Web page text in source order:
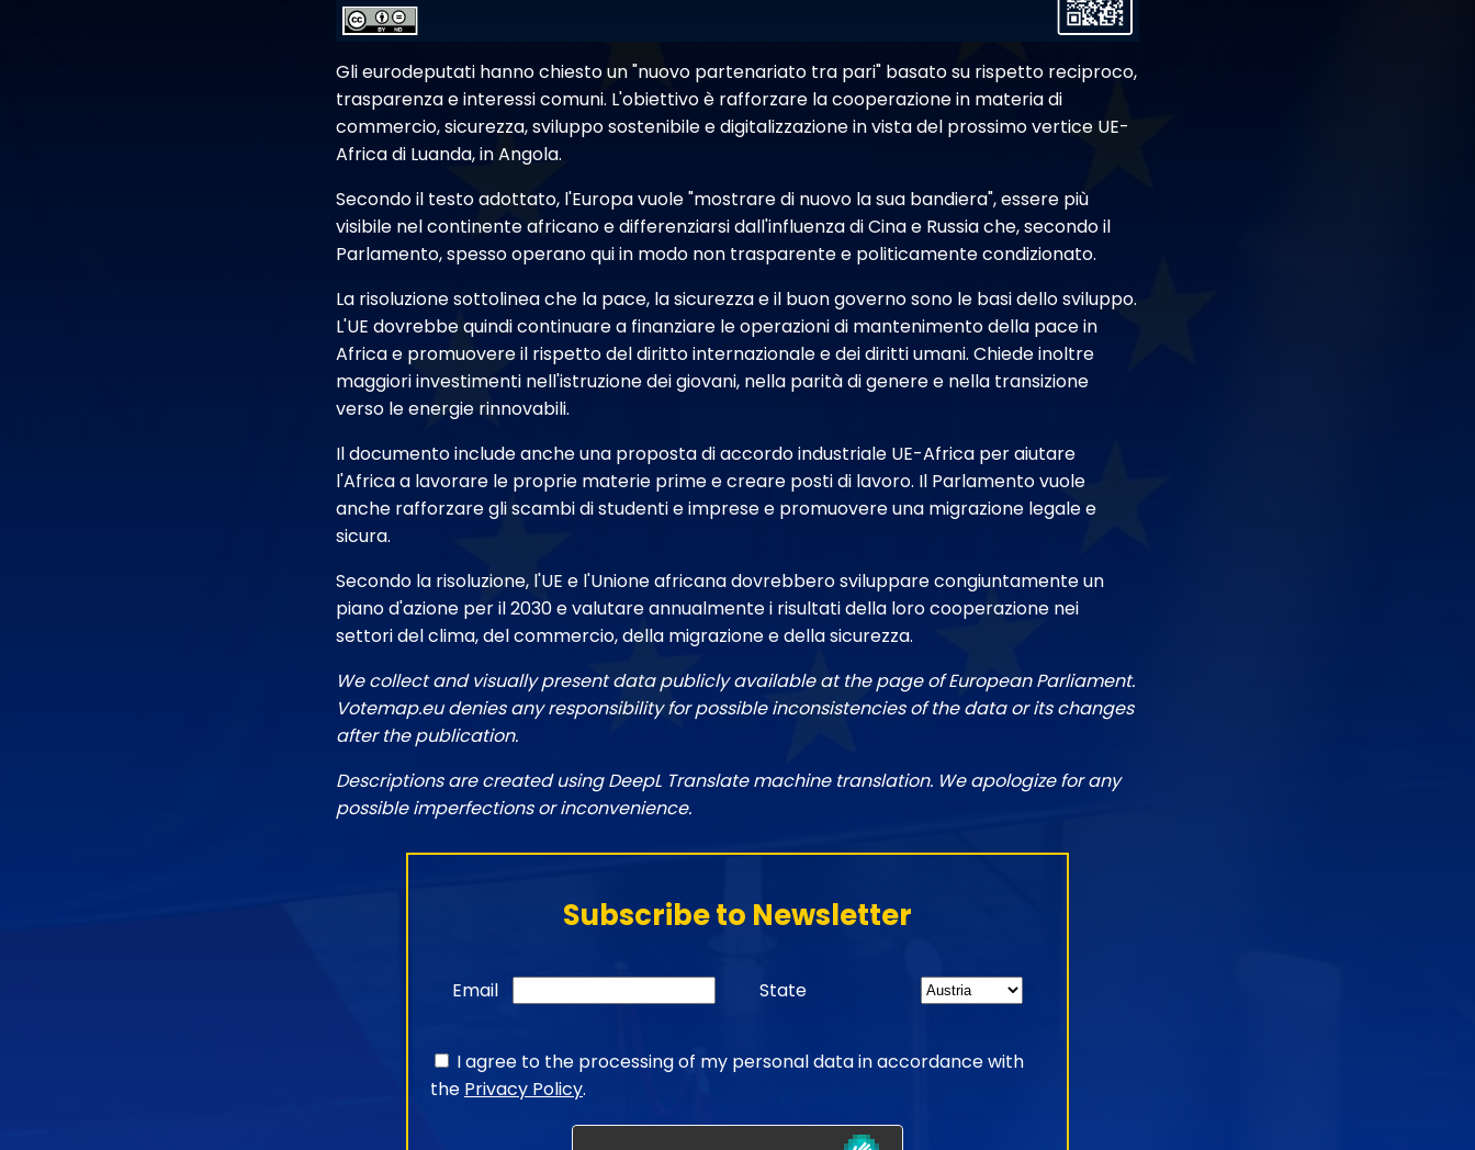
Gli eurodeputati hanno chiesto un "nuovo partenariato tra pari" basato su rispetto reciproco,
trasparenza e interessi comuni. L'obiettivo è rafforzare la cooperazione in materia di
commercio, sicurezza, sviluppo sostenibile e digitalizzazione in vista del prossimo vertice UE-
Africa di Luanda, in Angola.
Secondo il testo adottato, l'Europa vuole "mostrare di nuovo la sua bandiera", essere più
visibile nel continente africano e differenziarsi dall'influenza di Cina e Russia che, secondo il
Parlamento, spesso operano qui in modo non trasparente e politicamente condizionato.
La risoluzione sottolinea che la pace, la sicurezza e il buon governo sono le basi dello sviluppo.
L'UE dovrebbe quindi continuare a finanziare le operazioni di mantenimento della pace in
Africa e promuovere il rispetto del diritto internazionale e dei diritti umani. Chiede inoltre
maggiori investimenti nell'istruzione dei giovani, nella parità di genere e nella transizione
verso le energie rinnovabili.
Il documento include anche una proposta di accordo industriale UE-Africa per aiutare
l'Africa a lavorare le proprie materie prime e creare posti di lavoro. Il Parlamento vuole
anche rafforzare gli scambi di studenti e imprese e promuovere una migrazione legale e
sicura.
Secondo la risoluzione, l'UE e l'Unione africana dovrebbero sviluppare congiuntamente un
piano d'azione per il 2030 e valutare annualmente i risultati della loro cooperazione nei
settori del clima, del commercio, della migrazione e della sicurezza.
We collect and visually present data publicly available at the page of European Parliament.
Votemap.eu denies any responsibility for possible inconsistencies of the data or its changes
after the publication.
Descriptions are created using DeepL Translate machine translation. We apologize for any
possible imperfections or inconvenience.
Subscribe to Newsletter
Email State
I agree to the processing of my personal data in accordance with
the Privacy Policy.